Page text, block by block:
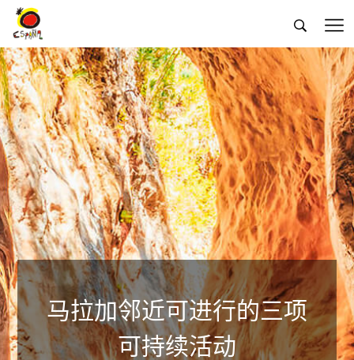
 
马拉加邻近可进行的三项
可持续活动